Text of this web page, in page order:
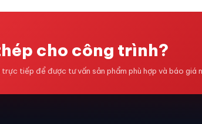
cho công trình?
tiếp để được tư vấn sản phẩm phù hợp và báo giá